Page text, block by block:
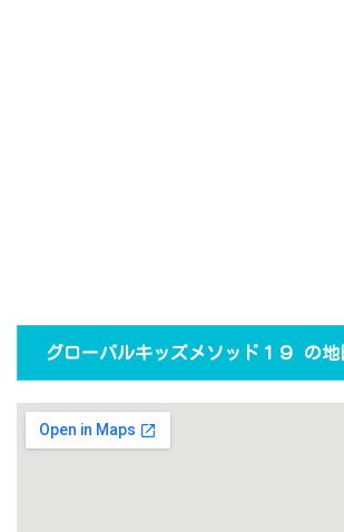
グローバルキッズメソッド１９ の地